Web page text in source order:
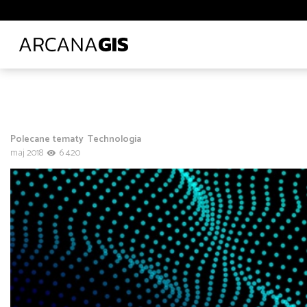
Biblioteki i muzea Ciepłownictwo Energetyka
Leśnictwo
Logistyka
Polecane tematy
od do
Infrastruktura i telekomunikacja
Polecane tematy Technologia
maj 2018
6 420